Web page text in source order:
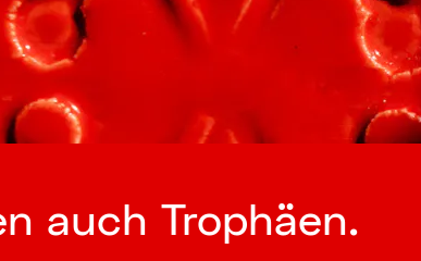
auch Trophäen.